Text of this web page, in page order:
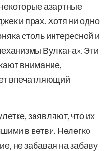
азартные
и прах. Хотя ни одно
столь интересной и
Вулкана». Эти
внимание,
впечатляющий
заявляют, что их
в ветви. Нелегко
не забавая на забаву